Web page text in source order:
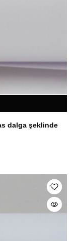
dalga şeklinde